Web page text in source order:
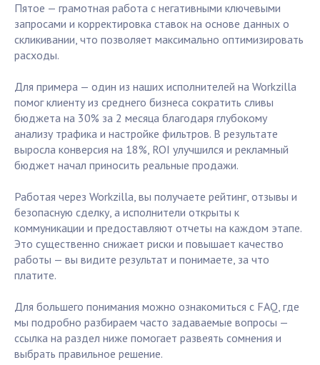
Пятое — грамотная работа с негативными ключевыми
запросами и корректировка ставок на основе данных о
скликивании, что позволяет максимально оптимизировать
расходы.
Для примера — один из наших исполнителей на Workzilla
помог клиенту из среднего бизнеса сократить сливы
бюджета на 30% за 2 месяца благодаря глубокому
анализу трафика и настройке фильтров. В результате
выросла конверсия на 18%, ROI улучшился и рекламный
бюджет начал приносить реальные продажи.
Работая через Workzilla, вы получаете рейтинг, отзывы и
безопасную сделку, а исполнители открыты к
коммуникации и предоставляют отчеты на каждом этапе.
Это существенно снижает риски и повышает качество
работы — вы видите результат и понимаете, за что
платите.
Для большего понимания можно ознакомиться с FAQ, где
мы подробно разбираем часто задаваемые вопросы —
ссылка на раздел ниже помогает развеять сомнения и
выбрать правильное решение.